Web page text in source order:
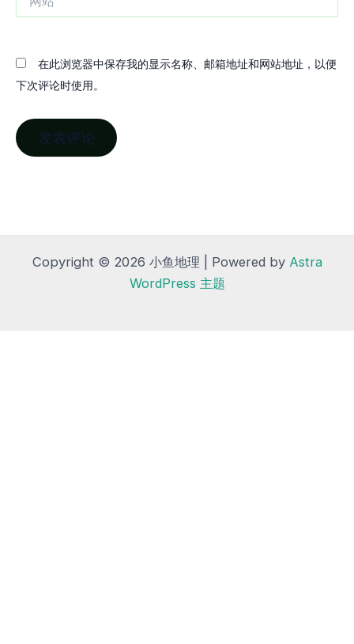
在此浏览器中保存我的显示名称、邮箱地址和网站地址，以便
下次评论时使用。
Copyright © 2026 小鱼地理 | Powered by Astra
WordPress 主题